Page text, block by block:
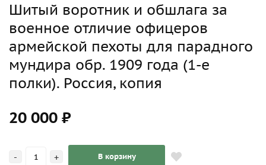
Шитый воротник и обшлага за
военное отличие офицеров
армейской пехоты для парадного
мундира обр. 1909 года (1-е
полки). Россия, копия
20 000 ₽
- + В корзину